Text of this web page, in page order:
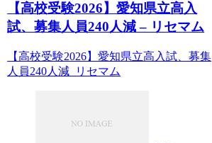
【高校受験2026】愛知県立高入
試、募集人員240人減 – リセマム
【高校受験2026】愛知県立高入試、募集
人員240人減 リセマム